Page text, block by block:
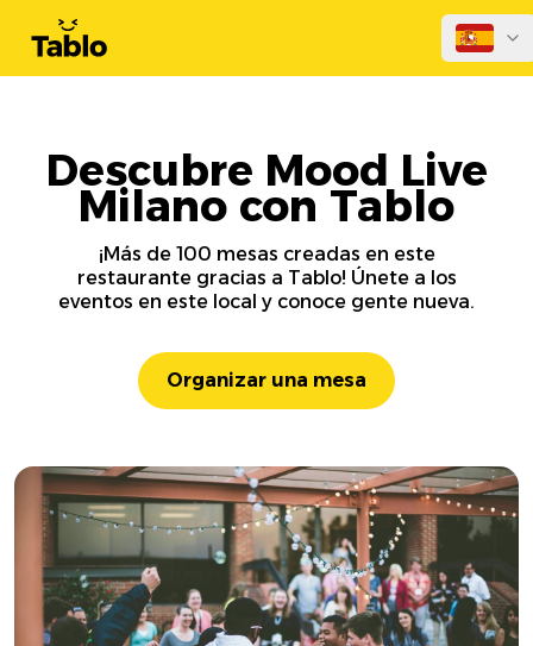
Descubre Mood Live
Milano con Tablo
¡Más de 100 mesas creadas en este
restaurante gracias a Tablo! Únete a los
eventos en este local y conoce gente nueva.
Organizar una mesa